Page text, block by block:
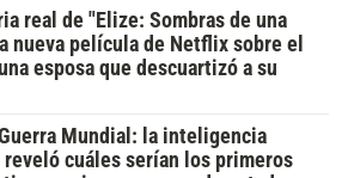
real de "Elize: Sombras de una
nueva película de Netflix sobre el
esposa que descuartizó a su
Mundial: la inteligencia
cuáles serían los primeros